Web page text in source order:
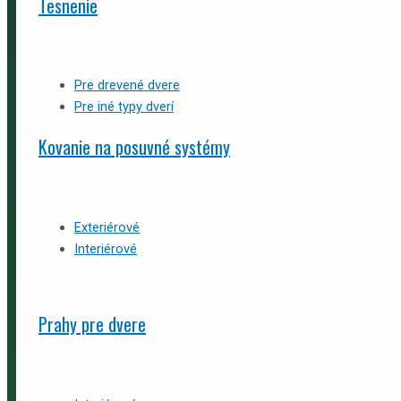
Pre drevené dvere
Pre iné typy dverí
Kovanie na posuvné systémy
Exteriérové
Interiérové
Prahy pre dvere